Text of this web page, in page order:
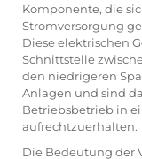
Komponente, die
Stromversorgung
Diese elektrischen
Schnittstelle
den niedrigeren
Anlagen und sind
Betriebsbetrieb in
aufrechtzuerhalten.
Die Bedeutung der